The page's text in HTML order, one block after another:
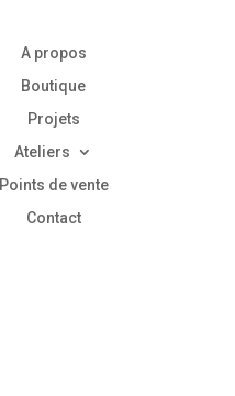
A propos
Boutique
Projets
Ateliers
Points de vente
Contact